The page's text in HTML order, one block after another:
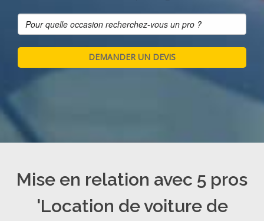
Mise en relation avec 5 pros
'Location de voiture de